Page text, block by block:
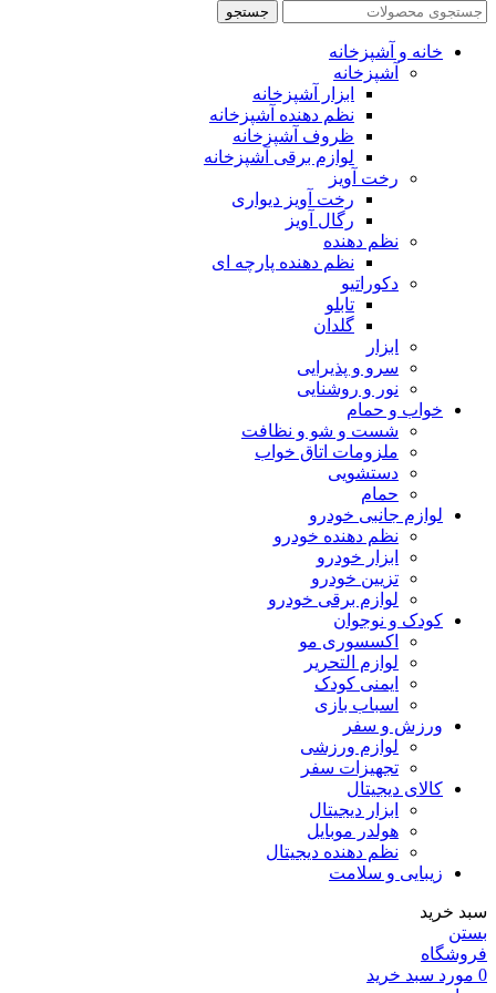
جستجو
خانه و آشپزخانه
آشپزخانه
ابزار آشپزخانه
نظم دهنده آشپزخانه
ظروف آشپزخانه
لوازم برقی آشپزخانه
رخت آویز
رخت آویز دیواری
رگال آویز
نظم دهنده
نظم دهنده پارچه ای
دکوراتیو
تابلو
گلدان
ابزار
سرو و پذیرایی
نور و روشنایی
خواب و حمام
شست و شو و نظافت
ملزومات اتاق خواب
دستشویی
حمام
لوازم جانبی خودرو
نظم دهنده خودرو
ابزار خودرو
تزیین خودرو
لوازم برقی خودرو
کودک و نوجوان
اکسسوری مو
لوازم التحریر
ایمنی کودک
اسباب بازی
ورزش و سفر
لوازم ورزشی
تجهیزات سفر
کالای دیجیتال
ابزار دیجیتال
هولدر موبایل
نظم دهنده دیجیتال
زیبایی و سلامت
سبد خرید
بستن
فروشگاه
0 مورد سبد خرید